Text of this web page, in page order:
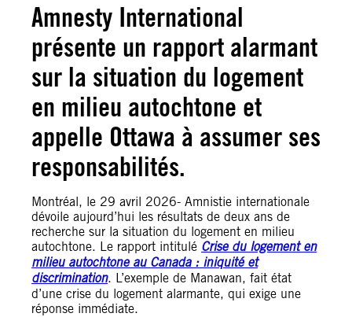
Amnesty International
présente un rapport alarmant
sur la situation du logement
en milieu autochtone et
appelle Ottawa à assumer ses
responsabilités.
Montréal, le 29 avril 2026- Amnistie internationale
dévoile aujourd’hui les résultats de deux ans de
recherche sur la situation du logement en milieu
autochtone. Le rapport intitulé Crise du logement en
milieu autochtone au Canada : iniquité et
discrimination. L’exemple de Manawan, fait état
d’une crise du logement alarmante, qui exige une
réponse immédiate.